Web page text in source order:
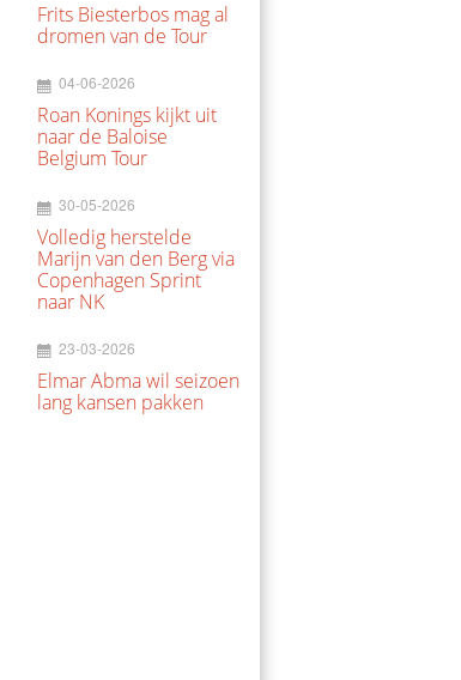
Frits Biesterbos mag al
dromen van de Tour
04-06-2026
Roan Konings kijkt uit
naar de Baloise
Belgium Tour
30-05-2026
Volledig herstelde
Marijn van den Berg via
Copenhagen Sprint
naar NK
23-03-2026
Elmar Abma wil seizoen
lang kansen pakken